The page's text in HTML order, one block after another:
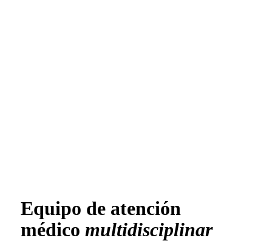
Equipo de atención
médicomultidisciplinar